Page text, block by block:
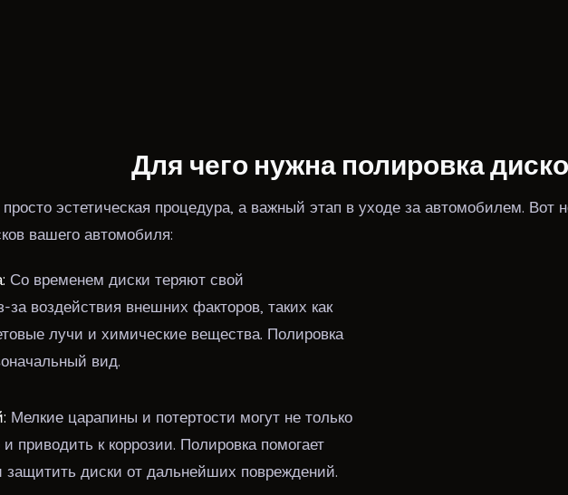
Для чего нужна полировка
эстетическая процедура, а важный этап в уходе за автомобилем. Вот
вашего автомобиля:
Со временем диски теряют свой
за воздействия внешних факторов, таких как
лучи и химические вещества. Полировка
вид.
Мелкие царапины и потертости могут не только
приводить к коррозии. Полировка помогает
защитить диски от дальнейших повреждений.